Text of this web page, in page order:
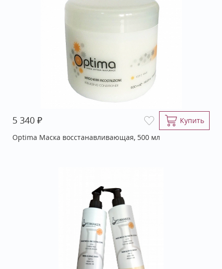
5 340 ₽
Купить
Optima Маска восстанавливающая, 500 мл